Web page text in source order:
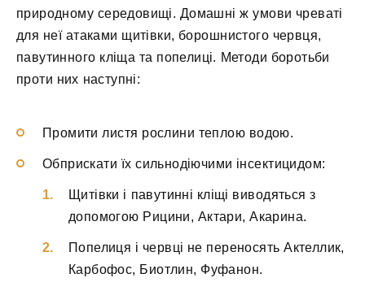
природному середовищі. Домашні ж умови чреваті
для неї атаками щитівки, борошнистого червця,
павутинного кліща та попелиці. Методи боротьби
проти них наступні:
Промити листя рослини теплою водою.
Обприскати їх сильнодіючими інсектицидом:
Щитівки і павутинні кліщі виводяться з
допомогою Рицини, Актари, Акарина.
Попелиця і червці не переносять Актеллик,
Карбофос, Биотлин, Фуфанон.